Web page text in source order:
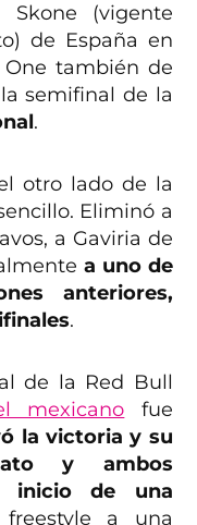
Skone (vigente
de España en
también de
semifinal de la
.
otro lado de la
Eliminó a
a Gaviria de
a uno de
anteriores,
.
de la Red Bull
mexicano fue
la victoria y su
y ambos
inicio de una
a una